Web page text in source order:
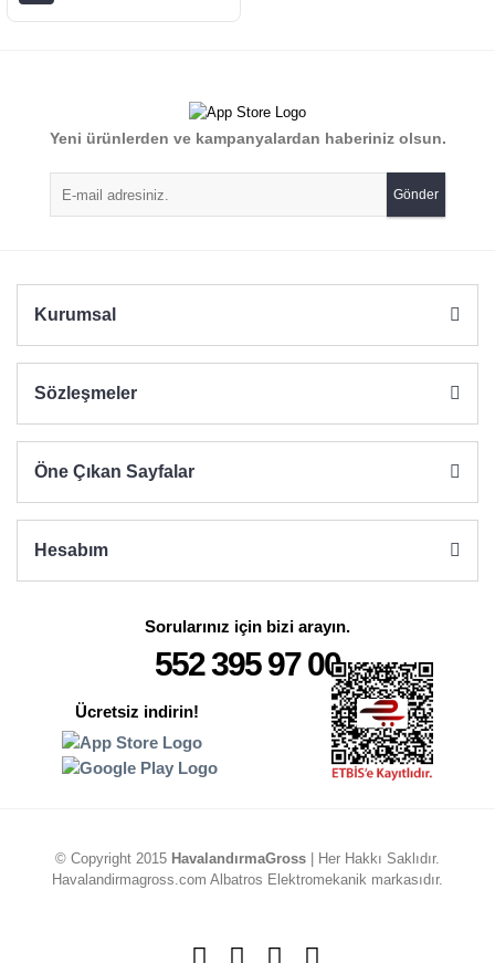
Yeni ürünlerden ve kampanyalardan haberiniz olsun.
Gönder
Kurumsal
Sözleşmeler
Öne Çıkan Sayfalar
Hesabım
Sorularınız için bizi arayın.
552 395 97 00
Ücretsiz indirin!
© Copyright 2015 HavalandırmaGross | Her Hakkı Saklıdır.
Havalandirmagross.com Albatros Elektromekanik markasıdır.